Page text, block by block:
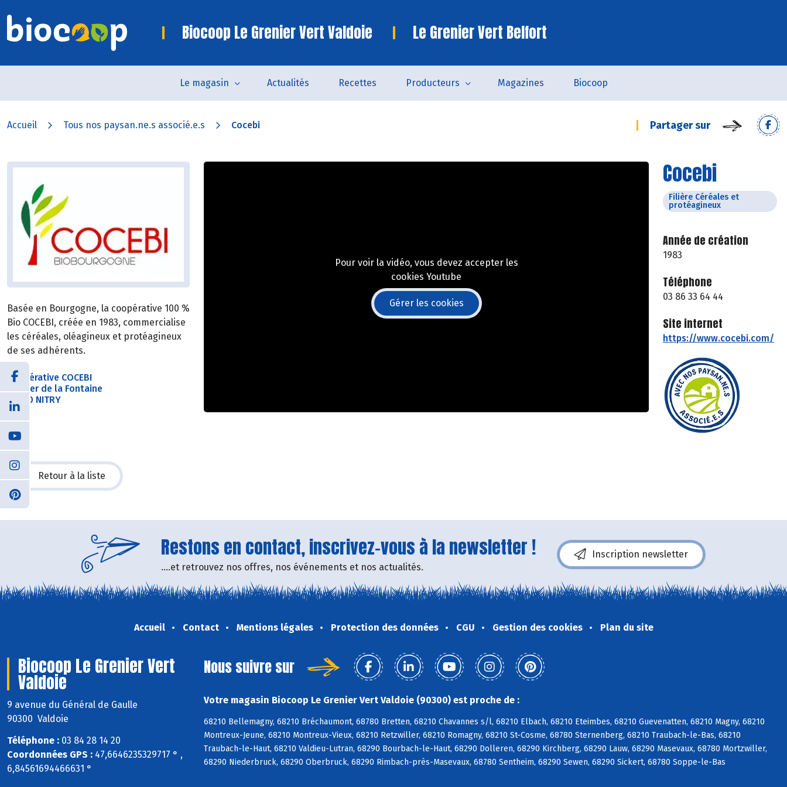
Biocoop Le Grenier Vert Valdoie Le Grenier Vert Belfort
Le magasin Actualités Recettes Producteurs Magazines Biocoop
Accueil Tous nos paysan.ne.s associé.e.s Cocebi Partager sur
Cocebi
Filière Céréales et
protéagineux
Année de création
1983
Téléphone
03 86 33 64 44
Site internet
https://www.cocebi.com/
Basée en Bourgogne, la coopérative 100 %
Bio COCEBI, créée en 1983, commercialise
les céréales, oléagineux et protéagineux
de ses adhérents.
Coopérative COCEBI
Sentier de la Fontaine
89310 NITRY
Pour voir la vidéo, vous devez accepter les
cookies Youtube
Gérer les cookies
Retour à la liste
Restons en contact, inscrivez-vous à la newsletter !
....et retrouvez nos offres, nos événements et nos actualités.
Inscription newsletter
Accueil Contact Mentions légales Protection des données CGU Gestion des cookies Plan du site
Biocoop Le Grenier Vert
Valdoie
9 avenue du Général de Gaulle
90300 Valdoie
Téléphone : 03 84 28 14 20
Coordonnées GPS : 47,6646235329717 ° ,
6,84561694466631 °
Nous suivre sur
Votre magasin Biocoop Le Grenier Vert Valdoie (90300) est proche de :
68210 Bellemagny, 68210 Bréchaumont, 68780 Bretten, 68210 Chavannes s/l, 68210 Elbach, 68210 Eteimbes, 68210 Guevenatten, 68210 Magny, 68210
Montreux-Jeune, 68210 Montreux-Vieux, 68210 Retzwiller, 68210 Romagny, 68210 St-Cosme, 68780 Sternenberg, 68210 Traubach-le-Bas, 68210
Traubach-le-Haut, 68210 Valdieu-Lutran, 68290 Bourbach-le-Haut, 68290 Dolleren, 68290 Kirchberg, 68290 Lauw, 68290 Masevaux, 68780 Mortzwiller,
68290 Niederbruck, 68290 Oberbruck, 68290 Rimbach-près-Masevaux, 68780 Sentheim, 68290 Sewen, 68290 Sickert, 68780 Soppe-le-Bas